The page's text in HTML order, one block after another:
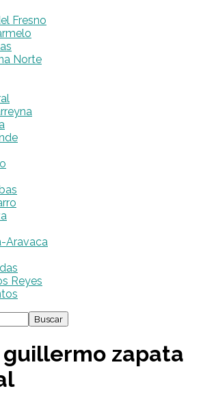
Fresno
Norte
Aravaca
Reyes
zapata